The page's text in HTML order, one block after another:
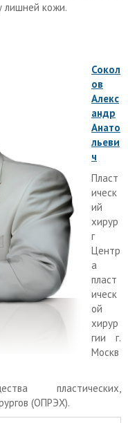
лишней кожи.
Сокол
ов
Алекс
андр
Анато
льеви
ч
Пласт
ическ
ий
хирур
г
Центр
а
пласт
ическ
ой
хирур
гии г.
Москв
пластических,
(ОПРЭХ).